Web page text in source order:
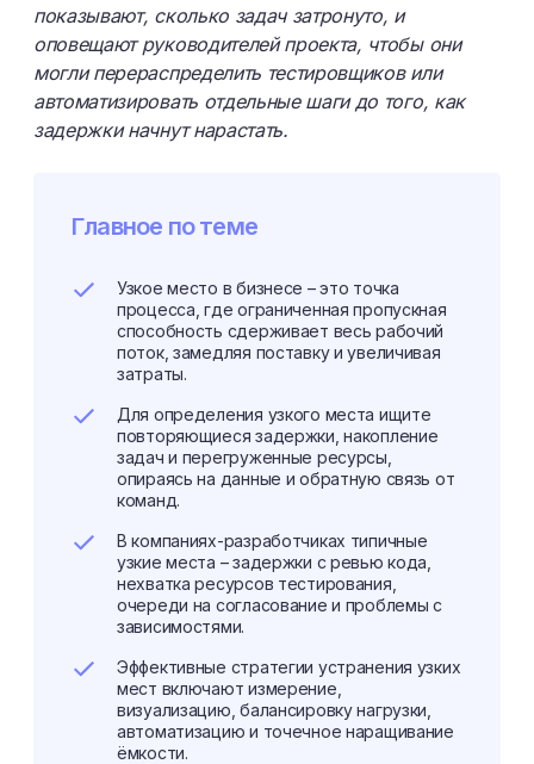
показывают, сколько задач затронуто, и
оповещают руководителей проекта, чтобы они
могли перераспределить тестировщиков или
автоматизировать отдельные шаги до того, как
задержки начнут нарастать.
Главное по теме
Узкое место в бизнесе – это точка
процесса, где ограниченная пропускная
способность сдерживает весь рабочий
поток, замедляя поставку и увеличивая
затраты.
Для определения узкого места ищите
повторяющиеся задержки, накопление
задач и перегруженные ресурсы,
опираясь на данные и обратную связь от
команд.
В компаниях-разработчиках типичные
узкие места – задержки с ревью кода,
нехватка ресурсов тестирования,
очереди на согласование и проблемы с
зависимостями.
Эффективные стратегии устранения узких
мест включают измерение,
визуализацию, балансировку нагрузки,
автоматизацию и точечное наращивание
ёмкости.